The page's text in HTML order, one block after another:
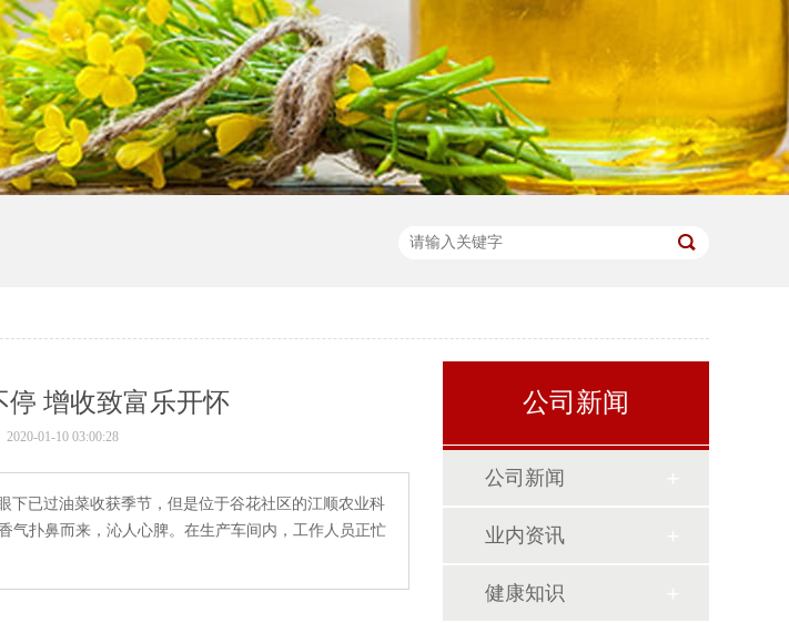
停 增收致富乐开怀
01-10 03:00:28
下已过油菜收获季节，但是位于谷花社区的江顺农业科
气扑鼻而来，沁人心脾。在生产车间内，工作人员正忙
公司新闻
公司新闻
业内资讯
健康知识